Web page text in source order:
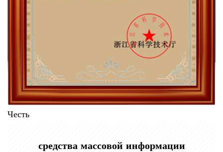
Честь
средства массовой информации